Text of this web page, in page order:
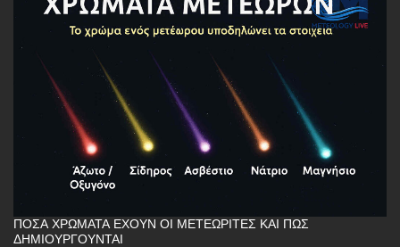
ΠΌΣΑ ΧΡΏΜΑΤΑ ΈΧΟΥΝ ΟΙ ΜΕΤΕΩΡΊΤΕΣ ΚΑΙ ΠΏΣ
ΔΗΜΙΟΥΡΓΟΎΝΤΑΙ